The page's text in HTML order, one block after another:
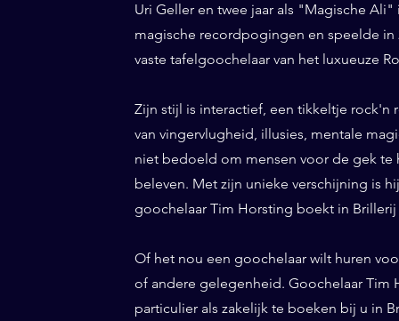
Uri Geller en twee jaar als "Magische
magische recordpogingen en speelde in
vaste tafelgoochelaar van het luxueuze
Zijn stijl is interactief, een tikkeltje rock'n
van vingervlugheid, illusies, mentale
niet bedoeld om mensen voor de gek te
beleven. Met zijn unieke verschijning is
goochelaar Tim Horsting boekt in
Of het nou een goochelaar wilt huren
of andere gelegenheid. Goochelaar Tim
particulier als zakelijk te boeken bij u in